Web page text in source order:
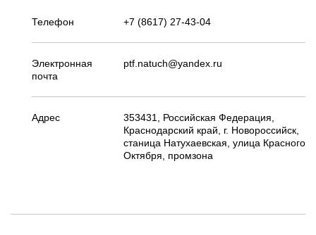
Телефон +7 (8617) 27-43-04
Электронная
почта
ptf.natuch@yandex.ru
Адрес
353431, Российская Федерация,
Краснодарский край, г. Новороссийск,
станица Натухаевская, улица Красного
Октября, промзона